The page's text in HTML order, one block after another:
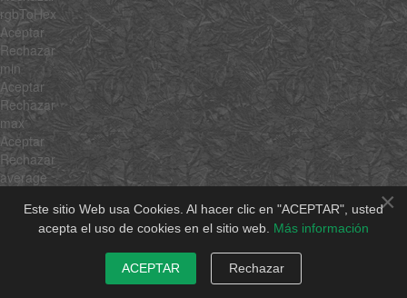
×
Este sitio Web usa Cookies. Al hacer clic en "ACEPTAR", usted
acepta el uso de cookies en el sitio web. Más información
ACEPTAR Rechazar
rgbToHex
Aceptar
Rechazar
min
Aceptar
Rechazar
max
Aceptar
Rechazar
average
Rechazar